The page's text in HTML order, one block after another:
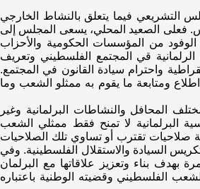
التشريعي فيما يتعلق بالنشاط الخارجي
فعلى الصعيد المحلي، يسعى المجلس إلى
من المؤسسات الحكومية والأحزاب
قي المجتمع الفلسطيني وتعريف
واحترام سيادة القانون في المجتمع.
ومتابعة ما يقوم به ممثلو الشعب وما
المحافل والنشاطات البرلمانية وغير
البرلمانية لا تمنح فقط ممثلي الشعب
صلاحيات تقترب أو تساوي تلك الصلاحيات
السيادة والاستقلال الفلسطينية. وفي
بهدف بناء وتعزيز علاقاتها مع البرلمان
الفلسطيني وقضيته الوطنية باعتباره